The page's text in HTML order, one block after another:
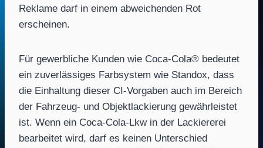
Reklame darf in einem abweichenden Rot
erscheinen.
Für gewerbliche Kunden wie Coca-Cola® bedeutet
ein zuverlässiges Farbsystem wie Standox, dass
die Einhaltung dieser CI-Vorgaben auch im Bereich
der Fahrzeug- und Objektlackierung gewährleistet
ist. Wenn ein Coca-Cola-Lkw in der Lackiererei
bearbeitet wird, darf es keinen Unterschied